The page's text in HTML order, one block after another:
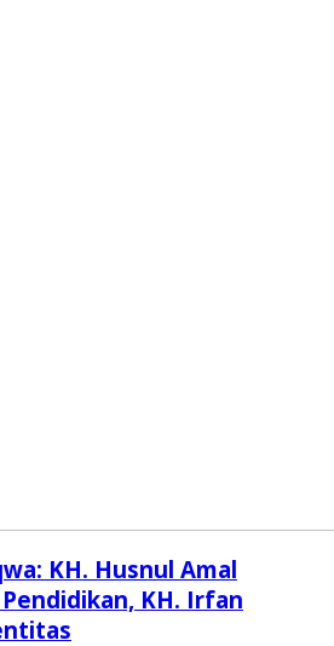
KH. Husnul Amal
KH. Irfan